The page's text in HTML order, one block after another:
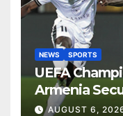
NEWS SPORTS
UEFA
Armenia
Over
AUGUST 6,